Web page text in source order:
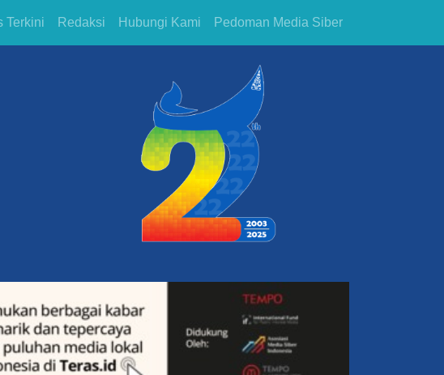
Terkini Redaksi Hubungi Kami Pedoman Media Siber